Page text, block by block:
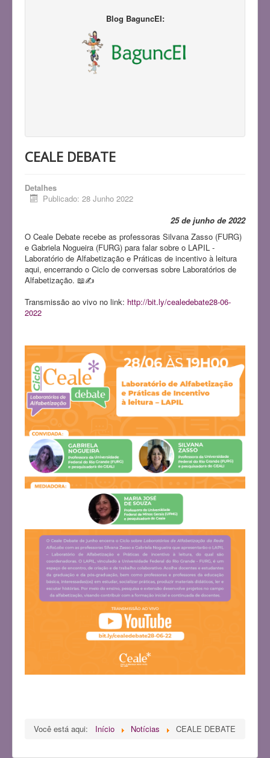
Blog BaguncEI:
CEALE DEBATE
Detalhes
Publicado: 28 Junho 2022
25 de junho de 2022
O Ceale Debate recebe as professoras Silvana Zasso (FURG)
e Gabriela Nogueira (FURG) para falar sobre o LAPIL -
Laboratório de Alfabetização e Práticas de incentivo à leitura
aqui, encerrando o Ciclo de conversas sobre Laboratórios de
Alfabetização. 📖✍️
Transmissão ao vivo no link: http://bit.ly/cealedebate28-06-
2022
Você está aqui: Início Notícias CEALE DEBATE